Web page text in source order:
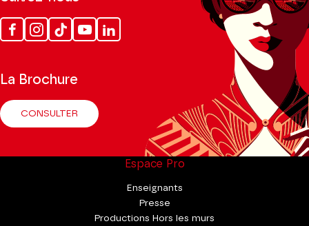
FacebookInstagram
Tik
Tok
YoutubeLinkedin
La Brochure
CONSULTER
Espace Pro
Enseignants
Presse
Productions Hors les murs